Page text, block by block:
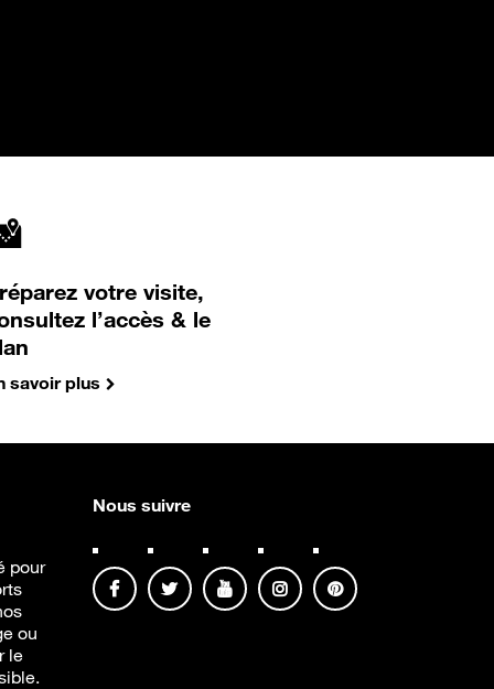
votre visite,
l’accès & le
savoir plus
pour
ou
le
Nous suivre